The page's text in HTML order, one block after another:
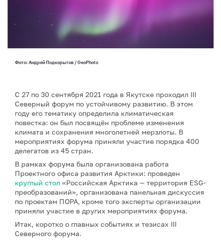
Фото: Андрей Подкорытов / GeoPhoto
С 27 по 30 сентября 2021 года в Якутске проходил III
Северный форум по устойчивому развитию. В этом
году его тематику определила климатическая
повестка: он был посвящён проблеме изменения
климата и сохранения многолетней мерзлоты. В
мероприятиях форума приняли участие порядка 400
делегатов из 45 стран.
В рамках форума была организована работа
Проектного офиса развития Арктики: проведен
круглый стол «Российская Арктика — территория ESG-
преобразований», организована панельная дискуссия
по проектам ПОРА, кроме того эксперты организации
приняли участие в других мероприятиях форума.
Итак, коротко о главных событиях и тезисах III
Северного форума.